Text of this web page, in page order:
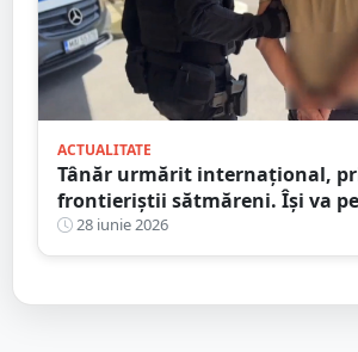
ACTUALITATE
Tânăr urmărit internațional,
frontieriștii sătmăreni. Își va
următorii trei ani după gratii
28 iunie 2026